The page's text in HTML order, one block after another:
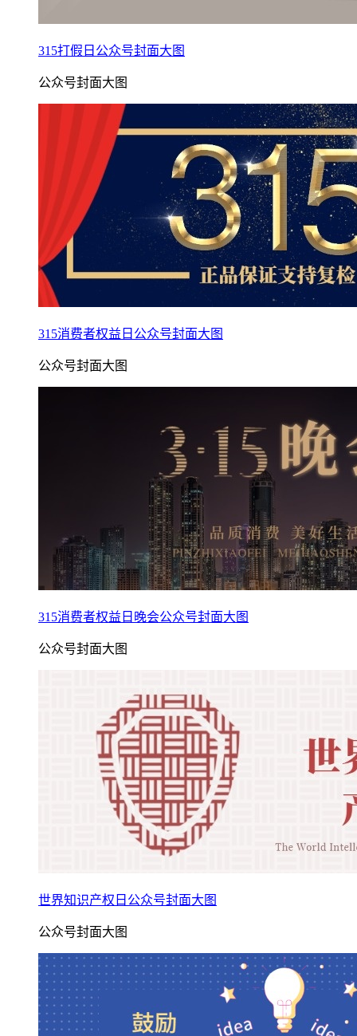
315打假日公众号封面大图
公众号封面大图
315消费者权益日公众号封面大图
公众号封面大图
315消费者权益日晚会公众号封面大图
公众号封面大图
世界知识产权日公众号封面大图
公众号封面大图